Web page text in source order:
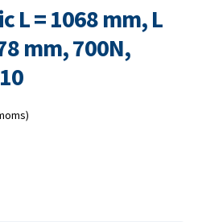
L = 1068 mm, L
mm, 700N,